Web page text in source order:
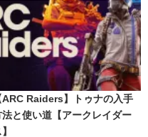
ARC Raiders】トゥナの入手
法と使い道【アークレイダー